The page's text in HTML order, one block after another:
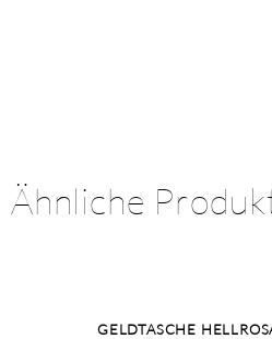
Ähnliche
GELDTASCHE